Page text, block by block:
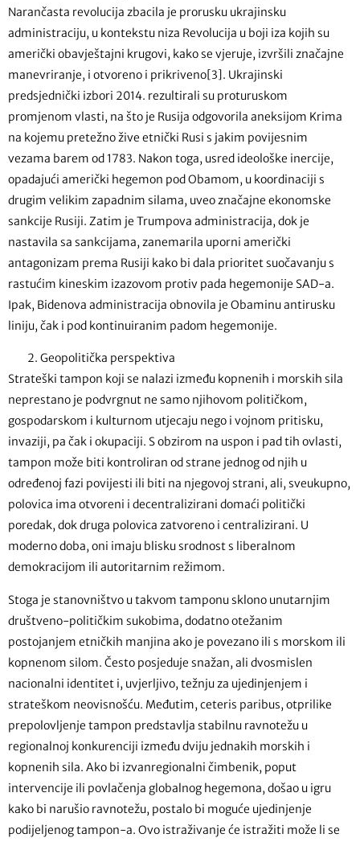
Narančasta revolucija zbacila je prorusku ukrajinsku
administraciju, u kontekstu niza Revolucija u boji iza kojih su
američki obavještajni krugovi, kako se vjeruje, izvršili značajne
manevriranje, i otvoreno i prikriveno[3]. Ukrajinski
predsjednički izbori 2014. rezultirali su proturuskom
promjenom vlasti, na što je Rusija odgovorila aneksijom Krima
na kojemu pretežno žive etnički Rusi s jakim povijesnim
vezama barem od 1783. Nakon toga, usred ideološke inercije,
opadajući američki hegemon pod Obamom, u koordinaciji s
drugim velikim zapadnim silama, uveo značajne ekonomske
sankcije Rusiji. Zatim je Trumpova administracija, dok je
nastavila sa sankcijama, zanemarila uporni američki
antagonizam prema Rusiji kako bi dala prioritet suočavanju s
rastućim kineskim izazovom protiv pada hegemonije SAD-a.
Ipak, Bidenova administracija obnovila je Obaminu antirusku
liniju, čak i pod kontinuiranim padom hegemonije.
Geopolitička perspektiva
Strateški tampon koji se nalazi između kopnenih i morskih sila
neprestano je podvrgnut ne samo njihovom političkom,
gospodarskom i kulturnom utjecaju nego i vojnom pritisku,
invaziji, pa čak i okupaciji. S obzirom na uspon i pad tih ovlasti,
tampon može biti kontroliran od strane jednog od njih u
određenoj fazi povijesti ili biti na njegovoj strani, ali, sveukupno,
polovica ima otvoreni i decentralizirani domaći politički
poredak, dok druga polovica zatvoreno i centralizirani. U
moderno doba, oni imaju blisku srodnost s liberalnom
demokracijom ili autoritarnim režimom.
Stoga je stanovništvo u takvom tamponu sklono unutarnjim
društveno-političkim sukobima, dodatno otežanim
postojanjem etničkih manjina ako je povezano ili s morskom ili
kopnenom silom. Često posjeduje snažan, ali dvosmislen
nacionalni identitet i, uvjerljivo, težnju za ujedinjenjem i
strateškom neovisnošću. Međutim, ceteris paribus, otprilike
prepolovljenje tampon predstavlja stabilnu ravnotežu u
regionalnoj konkurenciji između dviju jednakih morskih i
kopnenih sila. Ako bi izvanregionalni čimbenik, poput
intervencije ili povlačenja globalnog hegemona, došao u igru ​​
kako bi narušio ravnotežu, postalo bi moguće ujedinjenje
podijeljenog tampon-a. Ovo istraživanje će istražiti može li se